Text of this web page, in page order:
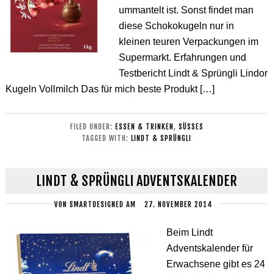
ummantelt ist. Sonst findet man
diese Schokokugeln nur in
kleinen teuren Verpackungen im
Supermarkt. Erfahrungen und
Testbericht Lindt & Sprüngli Lindor
Kugeln Vollmilch Das für mich beste Produkt […]
FILED UNDER: ESSEN & TRINKEN , SÜSSES
TAGGED WITH: LINDT & SPRÜNGLI
LINDT & SPRÜNGLI ADVENTSKALENDER
VON SMARTDESIGNED AM 27. NOVEMBER 2014
Beim Lindt
Adventskalender für
Erwachsene gibt es 24